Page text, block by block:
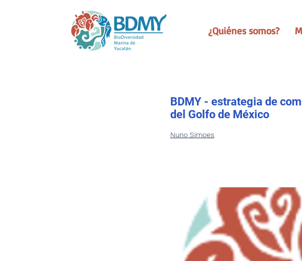
¿Quiénes somos?
BDMY - estrategia de
del Golfo de México
Nuno Simoes